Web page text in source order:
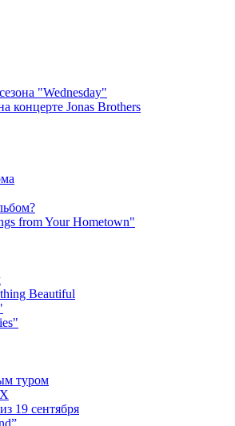
"Wednesday"
концерте Jonas Brothers
from Your Hometown"
Beautiful
туром
19 сентября